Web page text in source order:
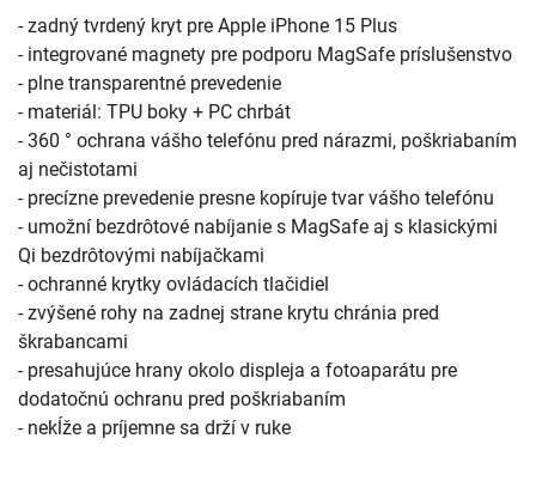
- zadný tvrdený kryt pre Apple iPhone 15 Plus
- integrované magnety pre podporu MagSafe príslušenstvo
- plne transparentné prevedenie
- materiál: TPU boky + PC chrbát
- 360 ° ochrana vášho telefónu pred nárazmi, poškriabaním
aj nečistotami
- precízne prevedenie presne kopíruje tvar vášho telefónu
- umožní bezdrôtové nabíjanie s MagSafe aj s klasickými
Qi bezdrôtovými nabíjačkami
- ochranné krytky ovládacích tlačidiel
- zvýšené rohy na zadnej strane krytu chránia pred
škrabancami
- presahujúce hrany okolo displeja a fotoaparátu pre
dodatočnú ochranu pred poškriabaním
- nekĺže a príjemne sa drží v ruke